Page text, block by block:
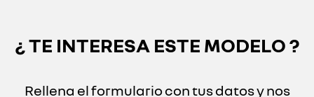
¿ TE INTERESA ESTE MODELO ?
Rellena el formulario con tus datos y nos